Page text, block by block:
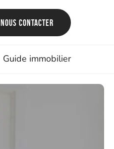
Nous contacter
Guide immobilier